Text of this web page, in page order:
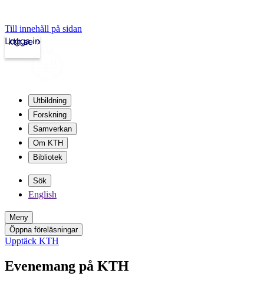
Till innehåll på sidan
kth.se
Logga in
Utbildning
Forskning
Samverkan
Om KTH
Bibliotek
Sök
English
Meny
Öppna föreläsningar
Upptäck KTH
Evenemang på KTH